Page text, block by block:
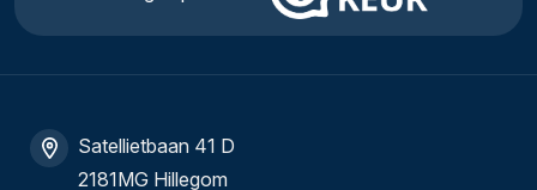
Satellietbaan 41 D
2181MG Hillegom